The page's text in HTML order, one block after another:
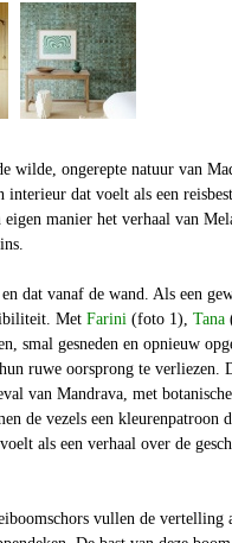
wilde, ongerepte natuur van
interieur dat voelt als een
manier het verhaal van
dat vanaf de wand. Als een
Met Farini (foto 1), Tana
smal gesneden en opnieuw
ruwe oorsprong te verliezen.
van Mandrava, met
de vezels een kleurenpatroon
als een verhaal over de
vullen de vertelling